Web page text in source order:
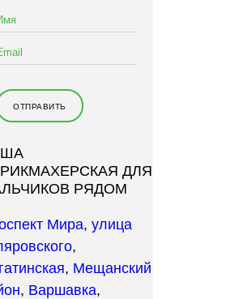
ДЛЯ
РЯДОМ
Мира, улица
,
, Мещанский
, Варшавка,